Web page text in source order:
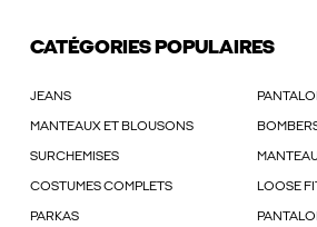
CATÉGORIES POPULAIRES
JEANS
MANTEAUX ET BLOUSONS
SURCHEMISES
COSTUMES COMPLETS LOOSE
PARKAS